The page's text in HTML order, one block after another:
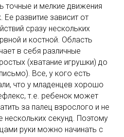
точные и мелкие движения
Ее развитие зависит от
сразу нескольких
и костной. Область
в себя различные
(хватание игрушки) до
Все, у кого есть
что у младенцев хорошо
т.е. ребенок может
за палец взрослого и не
нескольких секунд. Поэтому
руки можно начинать с